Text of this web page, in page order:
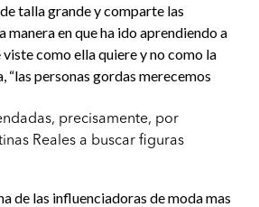
talla grande y comparte las
manera en que ha ido aprendiendo a
viste como ella quiere y no como la
personas gordas merecemos
precisamente, por
Reales a buscar figuras
de las influenciadoras de moda mas